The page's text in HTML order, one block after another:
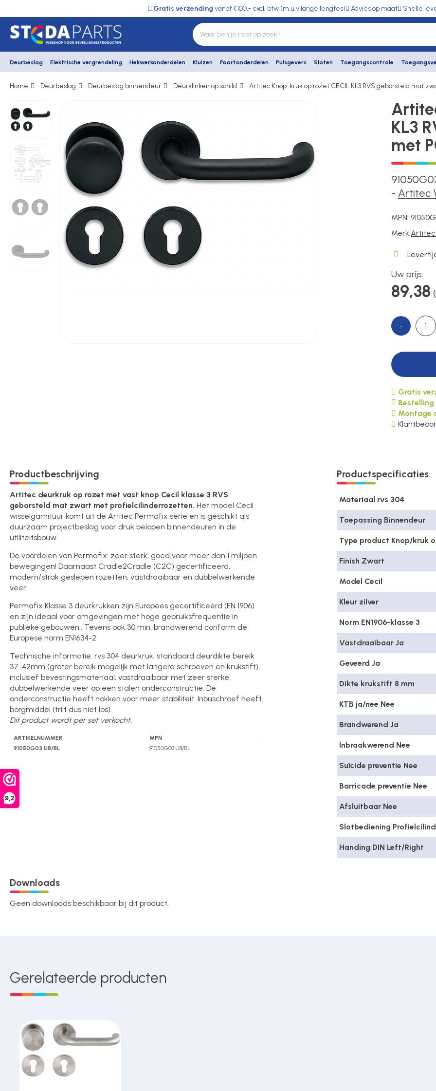
9,2
Gratis verzending vanaf €100,- excl. btw (m.u.v lange lengtes) Advies op maat Snelle
Deurbeslag Elektrische vergrendeling Hekwerkonderdelen Kluizen Poortonderdelen Pulsgevers Sloten Toegangscontrole
Deurbeslag
Elektrische vergrendeling
Hekwerkonderdelen
Poortonderdelen
Contact
Home Deurbeslag Deurbeslag binnendeur Deurklinken op schild Artitec Knop-kruk op rozet CECIL KL3 RVS geborsteld mat
KL3
met
- Artitec
MPN:
Merk:Artitec
Uw prijs:
89,38
-
Gratis
Montage
Productbeschrijving
Artitec deurkruk op rozet met vast knop Cecil klasse 3 RVS
geborsteld mat zwart met profielcilinderrozetten. Het model Cecil
wisselgarnituur komt uit de Artitec Permafix serie en is geschikt als
duurzaam projectbeslag voor druk belopen binnendeuren in de
utiliteitsbouw.
De voordelen van Permafix: zeer sterk, goed voor meer dan 1 miljoen
bewegingen! Daarnaast Cradle2Cradle (C2C) gecertificeerd,
modern/strak geslepen rozetten, vastdraaibaar en dubbelwerkende
veer.
Permafix Klasse 3 deurkrukken zijn Europees gecertificeerd (EN 1906)
en zijn ideaal voor omgevingen met hoge gebruiksfrequentie in
publieke gebouwen.. Tevens ook 30 min. brandwerend conform de
Europese norm EN1634-2.
Technische informatie: rvs 304 deurkruk, standaard deurdikte bereik
37-42mm (groter bereik mogelijk met langere schroeven en krukstift),
inclusief bevestingsmateriaal, vastdraaibaar met zeer sterke,
dubbelwerkende veer op een stalen onderconstructie. De
onderconstructie heeft nokken voor meer stabiliteit. Inbuschroef heeft
borgmiddel (trilt dus niet los).
Dit product wordt per set verkocht.
ARTIKELNUMMER
MPN
91050G03.U8/BL
91050G03.U8/BL
Productspecificaties
Materiaal rvs 304
Toepassing Binnendeur
Type product Knop/kruk
Finish Zwart
Model Cecil
Kleur zilver
Norm EN1906-klasse 3
Vastdraaibaar Ja
Geveerd Ja
Dikte krukstift 8 mm
KTB ja/nee Nee
Brandwerend Ja
Inbraakwerend Nee
Suïcide preventie Nee
Barricade preventie Nee
Afsluitbaar Nee
Slotbediening
Handing DIN Left/Right
Downloads
Geen downloads beschikbaar bij dit product.
Gerelateerde producten